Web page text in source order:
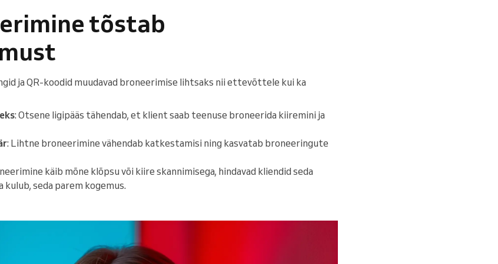
tõstab
ja QR-koodid muudavad broneerimise lihtsaks nii ettevõttele kui ka
: Otsene ligipääs tähendab, et klient saab teenuse broneerida kiiremini ja
: Lihtne broneerimine vähendab katkestamisi ning kasvatab broneeringute
käib mõne klõpsu või kiire skannimisega, hindavad kliendid seda
kulub, seda parem kogemus.